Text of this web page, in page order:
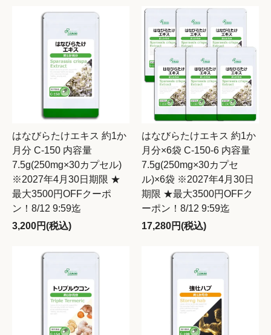
はなびらたけエキス 約1か
月分 C-150 内容量
7.5g(250mg×30カプセル)
※2027年4月30日期限 ★
最大3500円OFFクーポ
ン！8/12 9:59迄
3,200円(税込)
はなびらたけエキス 約1か
月分×6袋 C-150-6 内容量
7.5g(250mg×30カプセ
ル)×6袋 ※2027年4月30日
期限 ★最大3500円OFFク
ーポン！8/12 9:59迄
17,280円(税込)